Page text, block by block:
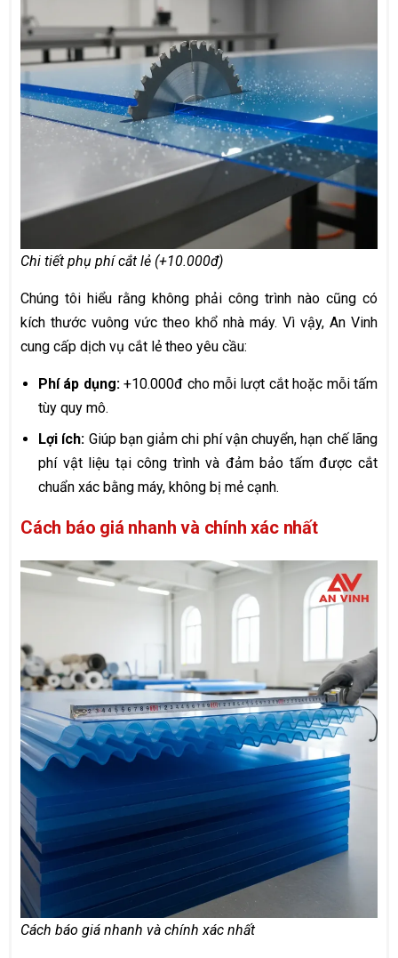
Chi tiết phụ phí cắt lẻ (+10.000đ)
Chúng tôi hiểu rằng không phải công trình nào cũng có
kích thước vuông vức theo khổ nhà máy. Vì vậy, An Vinh
cung cấp dịch vụ cắt lẻ theo yêu cầu:
Phí áp dụng:+10.000đ cho mỗi lượt cắt hoặc mỗi tấm
tùy quy mô.
Lợi ích: Giúp bạn giảm chi phí vận chuyển, hạn chế lãng
phí vật liệu tại công trình và đảm bảo tấm được cắt
chuẩn xác bằng máy, không bị mẻ cạnh.
Cách báo giá nhanh và chính xác nhất
Cách báo giá nhanh và chính xác nhất